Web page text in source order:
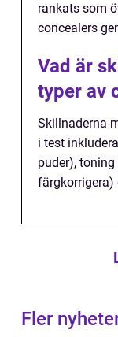
rankats som
concealers
Vad är
typer av
Skillnaderna
i test
puder),
färgkorrigera)
Fler